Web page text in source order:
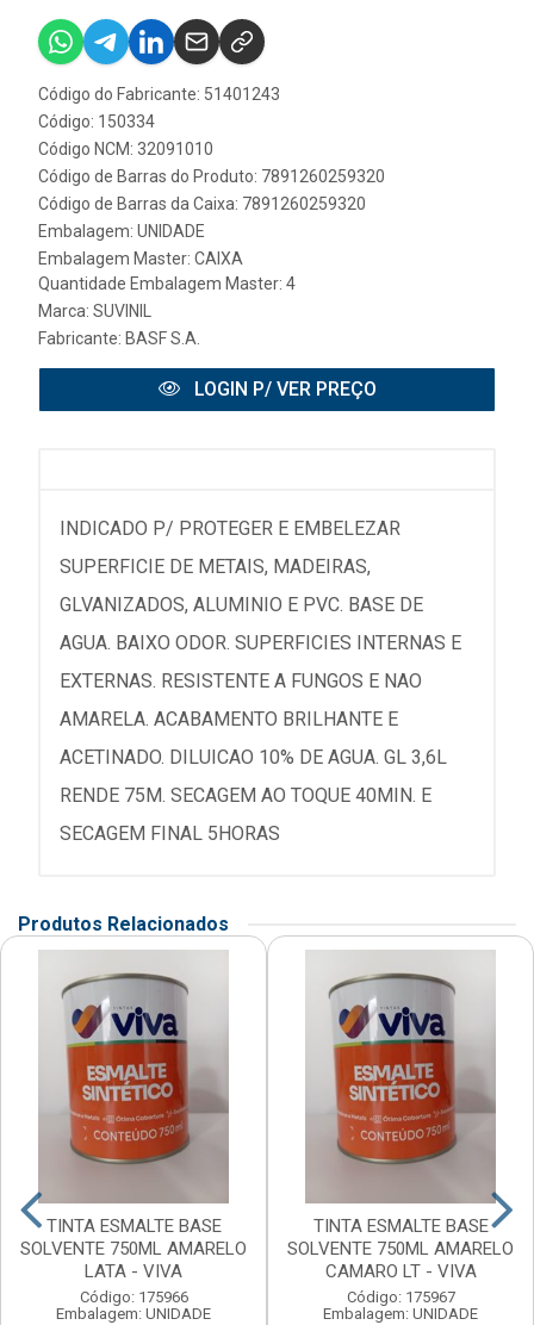
Código do Fabricante: 51401243
Código: 150334
Código NCM: 32091010
Código de Barras do Produto: 7891260259320
Código de Barras da Caixa: 7891260259320
Embalagem: UNIDADE
Embalagem Master: CAIXA
Quantidade Embalagem Master: 4
Marca: SUVINIL
Fabricante: BASF S.A.
LOGIN P/ VER PREÇO
INDICADO P/ PROTEGER E EMBELEZAR
SUPERFICIE DE METAIS, MADEIRAS,
GLVANIZADOS, ALUMINIO E PVC. BASE DE
AGUA. BAIXO ODOR. SUPERFICIES INTERNAS E
EXTERNAS. RESISTENTE A FUNGOS E NAO
AMARELA. ACABAMENTO BRILHANTE E
ACETINADO. DILUICAO 10% DE AGUA. GL 3,6L
RENDE 75M. SECAGEM AO TOQUE 40MIN. E
SECAGEM FINAL 5HORAS
Produtos Relacionados
TINTA ESMALTE BASE
SOLVENTE 750ML AMARELO
LATA - VIVA
Código: 175966
Embalagem: UNIDADE
TINTA ESMALTE BASE
SOLVENTE 750ML AMARELO
CAMARO LT - VIVA
Código: 175967
Embalagem: UNIDADE